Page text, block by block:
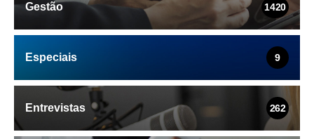
Gestão 1420
Especiais 9
Entrevistas 262